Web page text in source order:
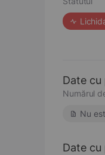
Date cu
Numărul
Nu
Date cu